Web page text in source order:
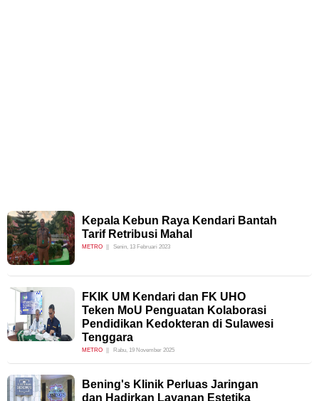
Kepala Kebun Raya Kendari Bantah
Tarif Retribusi Mahal
METRO Senin, 13 Februari 2023
FKIK UM Kendari dan FK UHO
Teken MoU Penguatan Kolaborasi
Pendidikan Kedokteran di Sulawesi
Tenggara
METRO Rabu, 19 November 2025
Bening's Klinik Perluas Jaringan
dan Hadirkan Layanan Estetika